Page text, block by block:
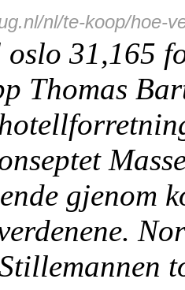
nl/te-koop/hoe-
31,165
Thomas
gjenom